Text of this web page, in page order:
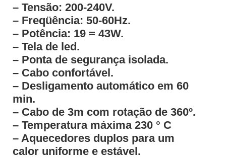
– Tensão: 200-240V.
– Freqüência: 50-60Hz.
– Potência: 19 = 43W.
– Tela de led.
– Ponta de segurança isolada.
– Cabo confortável.
– Desligamento automático em 60
min.
– Cabo de 3m com rotação de 360º.
– Temperatura máxima 230 ° C
– Aquecedores duplos para um
calor uniforme e estável.